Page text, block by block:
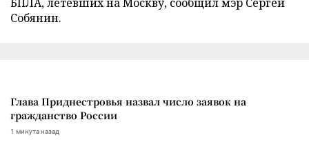
Собянин.
Глава Приднестровья назвал число заявок на
гражданство России
1 минута назад